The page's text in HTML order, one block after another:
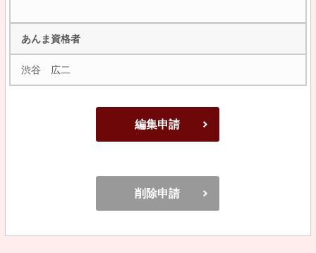
あんま資格者
渋谷 広二
編集申請
削除申請